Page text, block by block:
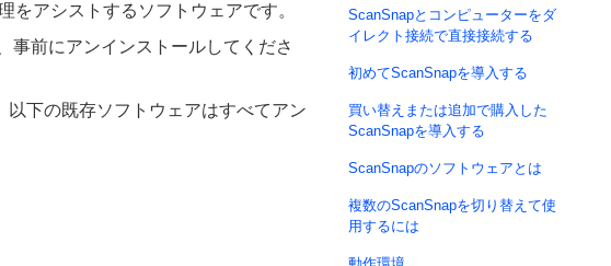
アシストするソフトウェアです。
事前にアンインストールしてくださ
下の既存ソフトウェアはすべてアン
ScanSnapとコンピューターをダ
イレクト接続で直接接続する
初めてScanSnapを導入する
買い替えまたは追加で購入した
ScanSnapを導入する
ScanSnapのソフトウェアとは
複数のScanSnapを切り替えて使
用するには